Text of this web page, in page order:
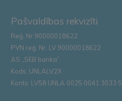
Pašvaldības rekvizīti
Reģ. Nr.90000018622
PVN reģ. Nr. LV 90000018622
AS „SEB banka”
Kods: UNLALV2X
Konts: LV58 UNLA 0025 0041 3033 5